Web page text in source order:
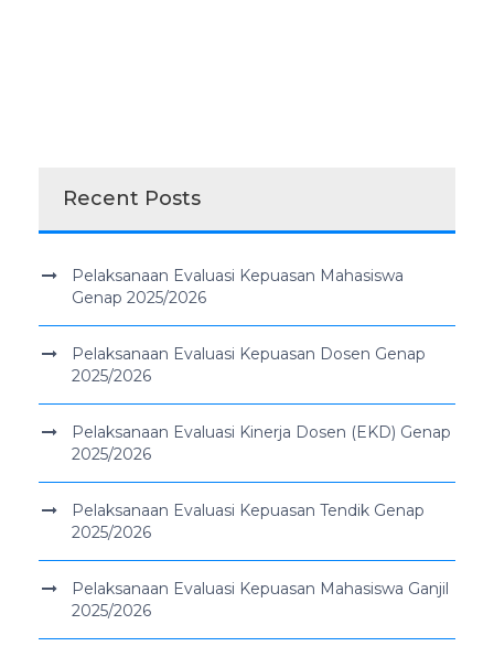
Recent Posts
Pelaksanaan Evaluasi Kepuasan Mahasiswa
Genap 2025/2026
Pelaksanaan Evaluasi Kepuasan Dosen Genap
2025/2026
Pelaksanaan Evaluasi Kinerja Dosen (EKD) Genap
2025/2026
Pelaksanaan Evaluasi Kepuasan Tendik Genap
2025/2026
Pelaksanaan Evaluasi Kepuasan Mahasiswa Ganjil
2025/2026